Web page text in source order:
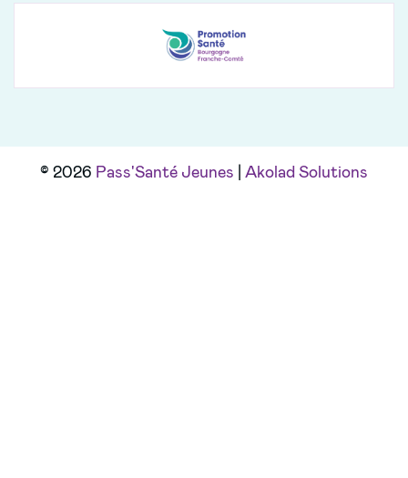
© 2026 Pass'Santé Jeunes Akolad Solutions